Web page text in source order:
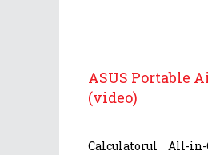
ASUS Portable
(video)
Calculatorul All-in-